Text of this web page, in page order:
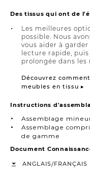
Des tissus qui ont de
Les meilleures
possible. Nous
vous aider à
lecture rapide,
prolongée dans
Découvrez
meubles en tissu ▸
Instructions
Assemblage
Assemblage
de gamme
Document
ANGLAIS/FRANÇAIS